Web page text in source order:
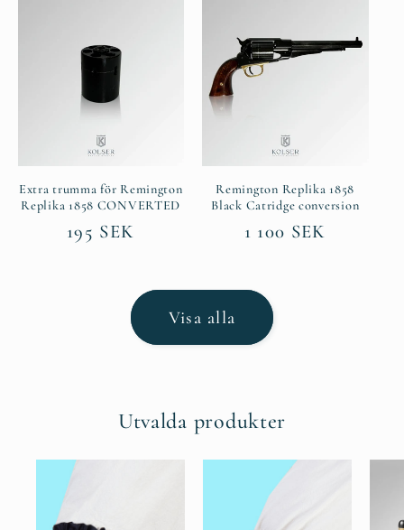
Extra trumma för Remington
Replika 1858 CONVERTED
Ordinarie
195 SEK
Remington Replika 1858
Black Catridge conversion
Ordinarie
1 100 SEK
Visa alla
Utvalda produkter